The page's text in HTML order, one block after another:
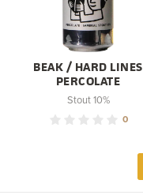
BEAK / HARD LINES
PERCOLATE
Stout 10%
0